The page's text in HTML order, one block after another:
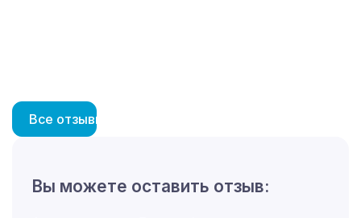
Все отзывы
Вы можете оставить отзыв: